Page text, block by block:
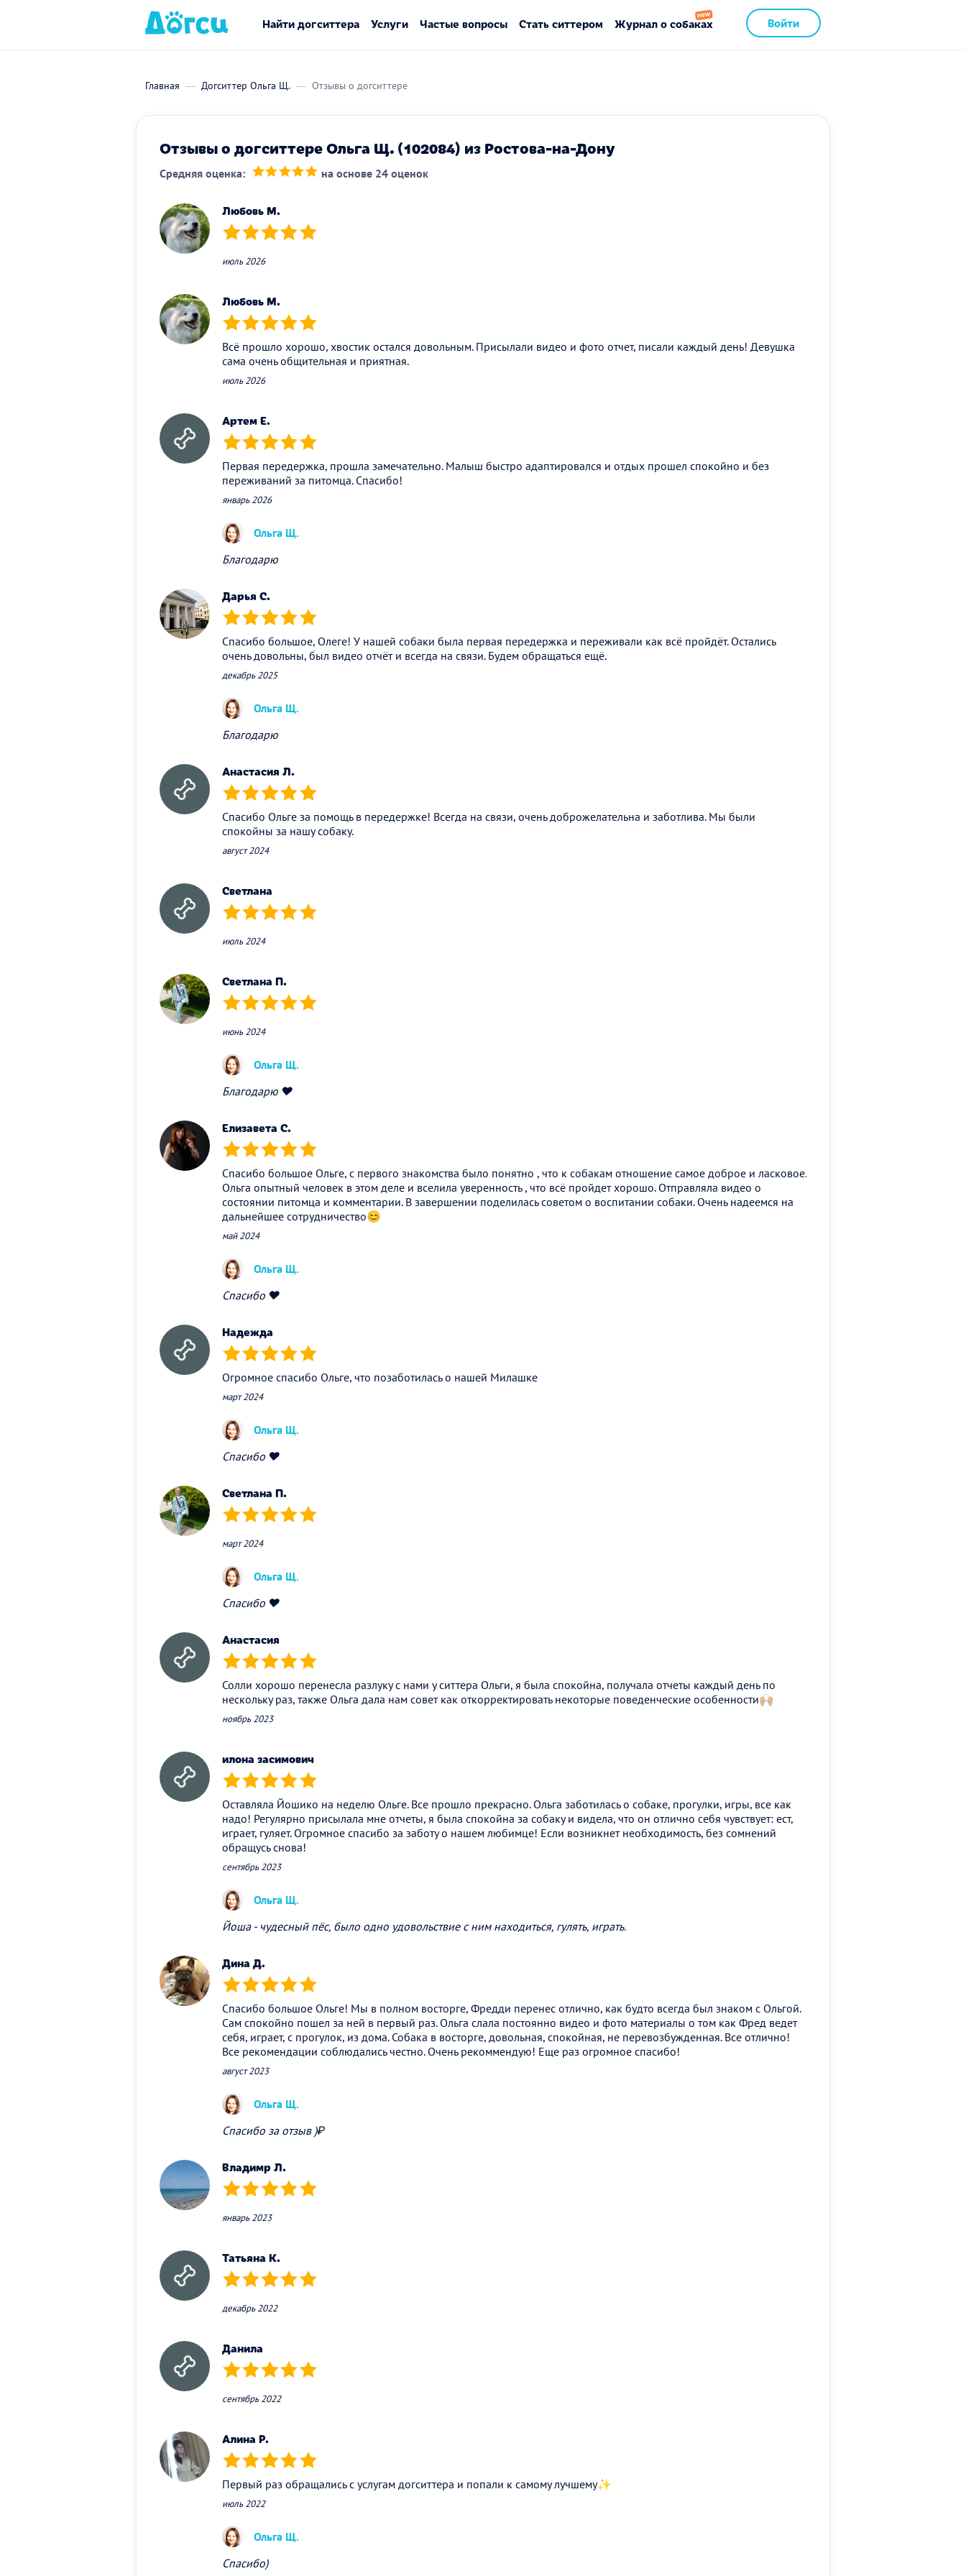
Войти
Найти догситтера Услуги Частые вопросы Стать ситтером Журнал о собаках
Главная Догситтер Ольга Щ. Отзывы о догситтере
Отзывы о догситтере Ольга Щ. (102084) из Ростова-на-Дону
Средняя оценка: на основе 24 оценок
Любовь М.
(*) (*) (*) (*) (*)
июль 2026
Любовь М.
(*) (*) (*) (*) (*)
Всё прошло хорошо, хвостик остался довольным. Присылали видео и фото отчет, писали каждый день! Девушка
сама очень общительная и приятная.
июль 2026
Артем Е.
(*) (*) (*) (*) (*)
Первая передержка, прошла замечательно. Малыш быстро адаптировался и отдых прошел спокойно и без
переживаний за питомца. Спасибо!
январь 2026
Ольга Щ.
Благодарю
Дарья С.
(*) (*) (*) (*) (*)
Спасибо большое, Олеге! У нашей собаки была первая передержка и переживали как всё пройдёт. Остались
очень довольны, был видео отчёт и всегда на связи. Будем обращаться ещё.
декабрь 2025
Ольга Щ.
Благодарю
Анастасия Л.
(*) (*) (*) (*) (*)
Спасибо Ольге за помощь в передержке! Всегда на связи, очень доброжелательна и заботлива. Мы были
спокойны за нашу собаку.
август 2024
Светлана
(*) (*) (*) (*) (*)
июль 2024
Светлана П.
(*) (*) (*) (*) (*)
июнь 2024
Ольга Щ.
Благодарю ❤️
Елизавета С.
(*) (*) (*) (*) (*)
Спасибо большое Ольге, с первого знакомства было понятно , что к собакам отношение самое доброе и ласковое.
Ольга опытный человек в этом деле и вселила уверенность , что всё пройдет хорошо. Отправляла видео о
состоянии питомца и комментарии. В завершении поделилась советом о воспитании собаки. Очень надеемся на
дальнейшее сотрудничество😊
май 2024
Ольга Щ.
Спасибо ❤️
Надежда
(*) (*) (*) (*) (*)
Огромное спасибо Ольге, что позаботилась о нашей Милашке
март 2024
Ольга Щ.
Спасибо ❤️
Светлана П.
(*) (*) (*) (*) (*)
март 2024
Ольга Щ.
Спасибо ❤️
Анастасия
(*) (*) (*) (*) (*)
Солли хорошо перенесла разлуку с нами у ситтера Ольги, я была спокойна, получала отчеты каждый день по
нескольку раз, также Ольга дала нам совет как откорректировать некоторые поведенческие особенности🙌🏼
ноябрь 2023
илона засимович
(*) (*) (*) (*) (*)
Оставляла Йошико на неделю Ольге. Все прошло прекрасно. Ольга заботилась о собаке, прогулки, игры, все как
надо! Регулярно присылала мне отчеты, я была спокойна за собаку и видела, что он отлично себя чувствует: ест,
играет, гуляет. Огромное спасибо за заботу о нашем любимце! Если возникнет необходимость, без сомнений
обращусь снова!
сентябрь 2023
Ольга Щ.
Йоша - чудесный пёс, было одно удовольствие с ним находиться, гулять, играть.
Дина Д.
(*) (*) (*) (*) (*)
Спасибо большое Ольге! Мы в полном восторге, Фредди перенес отлично, как будто всегда был знаком с Ольгой.
Сам спокойно пошел за ней в первый раз. Ольга слала постоянно видео и фото материалы о том как Фред ведет
себя, играет, с прогулок, из дома. Собака в восторге, довольная, спокойная, не перевозбужденная. Все отлично!
Все рекомендации соблюдались честно. Очень рекоммендую! Еще раз огромное спасибо!
август 2023
Ольга Щ.
Спасибо за отзыв )₽
Владимр Л.
(*) (*) (*) (*) (*)
январь 2023
Татьяна К.
(*) (*) (*) (*) (*)
декабрь 2022
Данила
(*) (*) (*) (*) (*)
сентябрь 2022
Алина Р.
(*) (*) (*) (*) (*)
Первый раз обращались с услугам догситтера и попали к самому лучшему✨
июль 2022
Ольга Щ.
Спасибо)